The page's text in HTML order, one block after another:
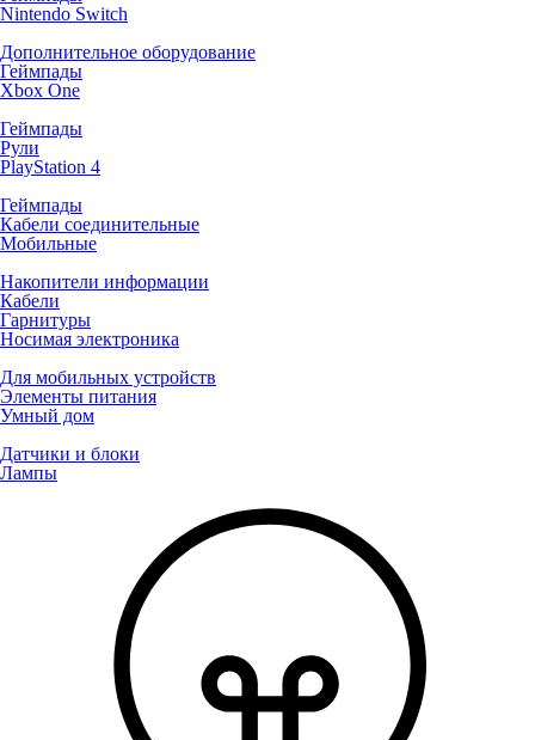
Nintendo Switch
Дополнительное оборудование
Геймпады
Xbox One
Геймпады
Рули
PlayStation 4
Геймпады
Кабели соединительные
Мобильные
Накопители информации
Кабели
Гарнитуры
Носимая электроника
Для мобильных устройств
Элементы питания
Умный дом
Датчики и блоки
Лампы